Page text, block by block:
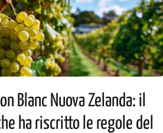
Blanc Nuova Zelanda: il
ha riscritto le regole del